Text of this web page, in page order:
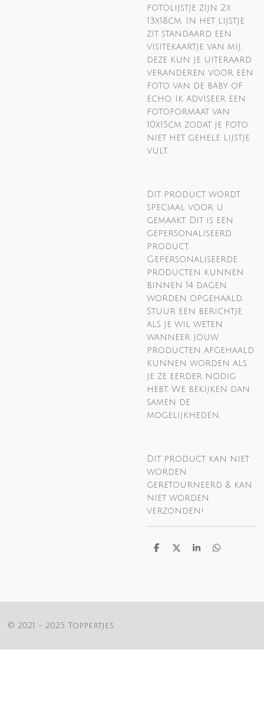
fotolijstje zijn 2x
13x18cm. In het lijstje
zit standaard een
visitekaartje van mij,
deze kun je uiteraard
veranderen voor een
foto van de baby of
echo. Ik adviseer een
fotoformaat van
10x15cm zodat je foto
niet het gehele lijstje
vult.
Dit product wordt
speciaal voor u
gemaakt. Dit is een
gepersonaliseerd
product.
Gepersonaliseerde
producten kunnen
binnen 14 dagen
worden opgehaald.
Stuur een berichtje
als je wil weten
wanneer jouw
producten afgehaald
kunnen worden als
je ze eerder nodig
hebt. We bekijken dan
samen de
mogelijkheden.
Dit product kan niet
worden
geretourneerd & kan
niet worden
verzonden!
D
D
S
D
© 2021 - 2025 Toppertjes